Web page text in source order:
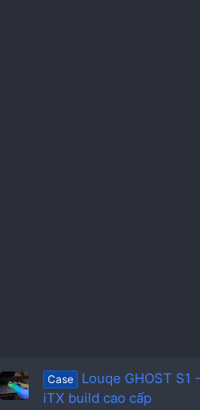
Case
Louqe GHOST S1
iTX build cao cấp